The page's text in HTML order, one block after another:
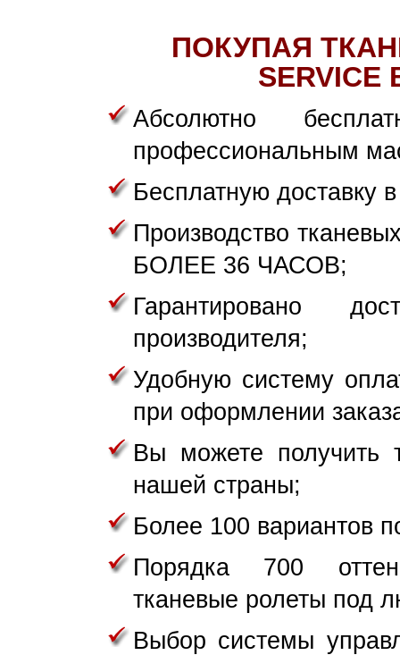
ПОКУПАЯ
Абсолютно
профессиональным
Бесплатную доставку
Производство
БОЛЕЕ 36 ЧАСОВ;
Гарантировано
производителя;
Удобную систему
при оформлении
Вы можете получить
нашей страны;
Более 100 вариантов
Порядка 700
тканевые ролеты под
Выбор системы